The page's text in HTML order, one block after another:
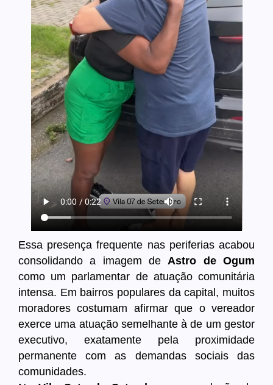
Essa presença frequente nas periferias acabou
consolidando a imagem de Astro de Ogum
como um parlamentar de atuação comunitária
intensa. Em bairros populares da capital, muitos
moradores costumam afirmar que o vereador
exerce uma atuação semelhante à de um gestor
executivo, exatamente pela proximidade
permanente com as demandas sociais das
comunidades.